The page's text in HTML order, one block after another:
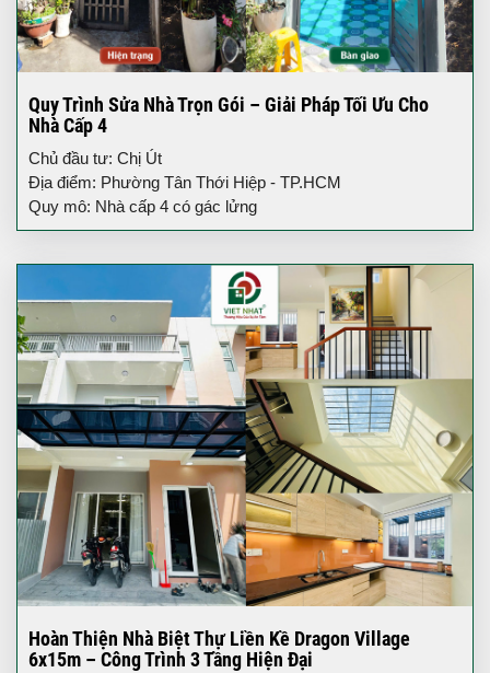
Quy Trình Sửa Nhà Trọn Gói – Giải Pháp Tối Ưu Cho
Nhà Cấp 4
Chủ đầu tư: Chị Út
Địa điểm: Phường Tân Thới Hiệp - TP.HCM
Quy mô: Nhà cấp 4 có gác lửng
Hoàn Thiện Nhà Biệt Thự Liền Kề Dragon Village
6x15m – Công Trình 3 Tầng Hiện Đại